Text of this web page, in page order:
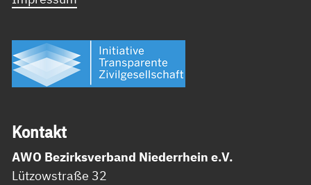
Kon­takt
AWO Bezirksverband Niederrhein e.V.
Lützowstraße 32